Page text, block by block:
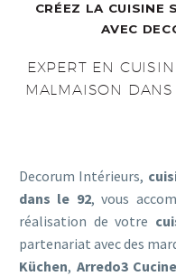
CRÉEZ LA CUISINE
AVEC
EXPERT EN
MALMAISON
Decorum Intérieurs,
dans le 92, vous
réalisation de votre
partenariat avec des
Küchen, Arredo3 Cucine